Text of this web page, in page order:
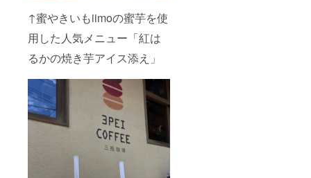
↑蜜やきいもiimoの蜜芋を使
用した人気メニュー「紅は
るかの焼き芋アイス添え」